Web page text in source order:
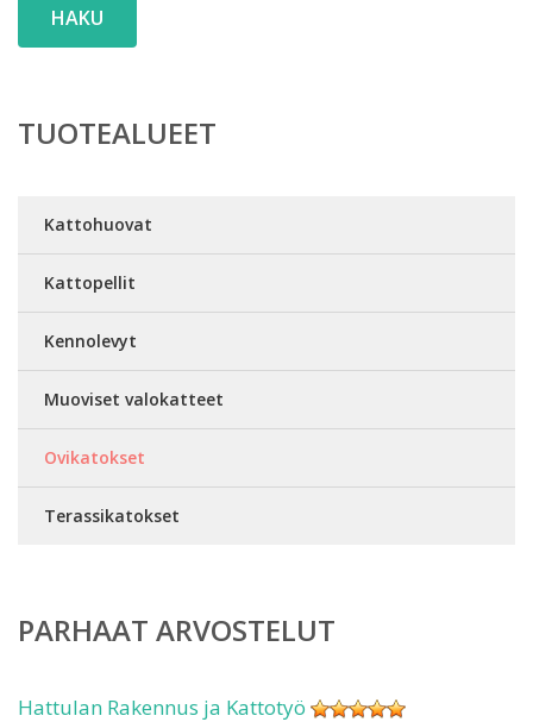
HAKU
TUOTEALUEET
Kattohuovat
Kattopellit
Kennolevyt
Muoviset valokatteet
Ovikatokset
Terassikatokset
PARHAAT ARVOSTELUT
Hattulan Rakennus ja Kattotyö